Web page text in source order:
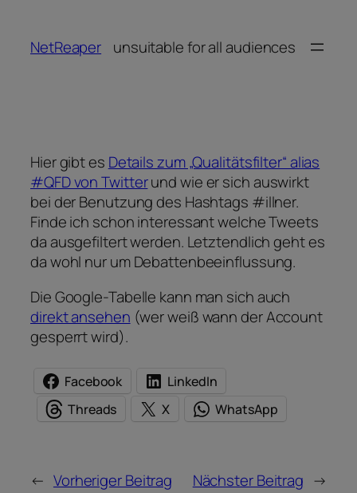
springen
NetReaper unsuitable for all audiences
Hier gibt es Details zum „Qualitätsfilter“ alias
#QFD von Twitterund wie er sich auswirkt
bei der Benutzung des Hashtags #illner.
Finde ich schon interessant welche Tweets
da ausgefiltert werden. Letztendlich geht es
da wohl nur um Debattenbeeinflussung.
Die Google-Tabelle kann man sich auch
direkt ansehen (wer weiß wann der Account
gesperrt wird).
Facebook
LinkedIn
Threads
X WhatsApp
← Vorheriger Beitrag Nächster Beitrag →